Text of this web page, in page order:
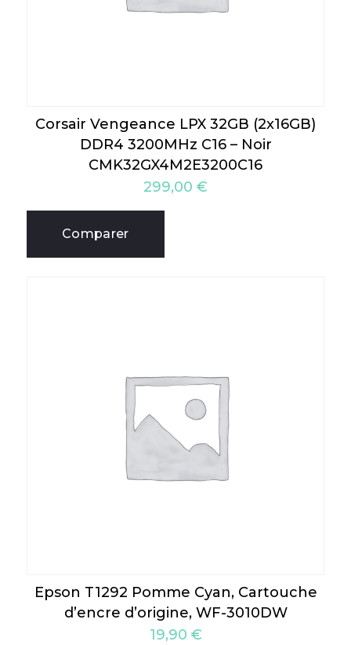
Corsair Vengeance LPX 32GB (2x16GB)
DDR4 3200MHz C16 – Noir
CMK32GX4M2E3200C16
299,00 €
Comparer
Epson T1292 Pomme Cyan, Cartouche
d’encre d’origine, WF-3010DW
19,90 €